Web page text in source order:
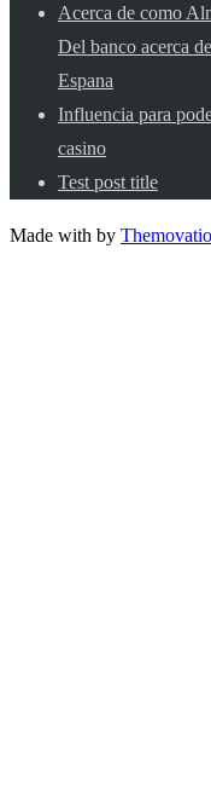
Acerca de como
Del banco acerca
Espana
Influencia para
casino
Test post title
Made with by